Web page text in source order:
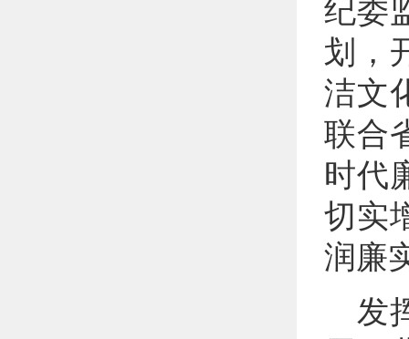
纪委
划，
洁文
联合
时代
切实
润廉
发